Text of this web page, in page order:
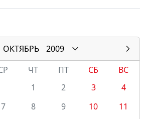
ОКТЯБРЬ
2009
ЧТ ПТ СБ
ВС
1
2 3
4
7 8 9 10
11